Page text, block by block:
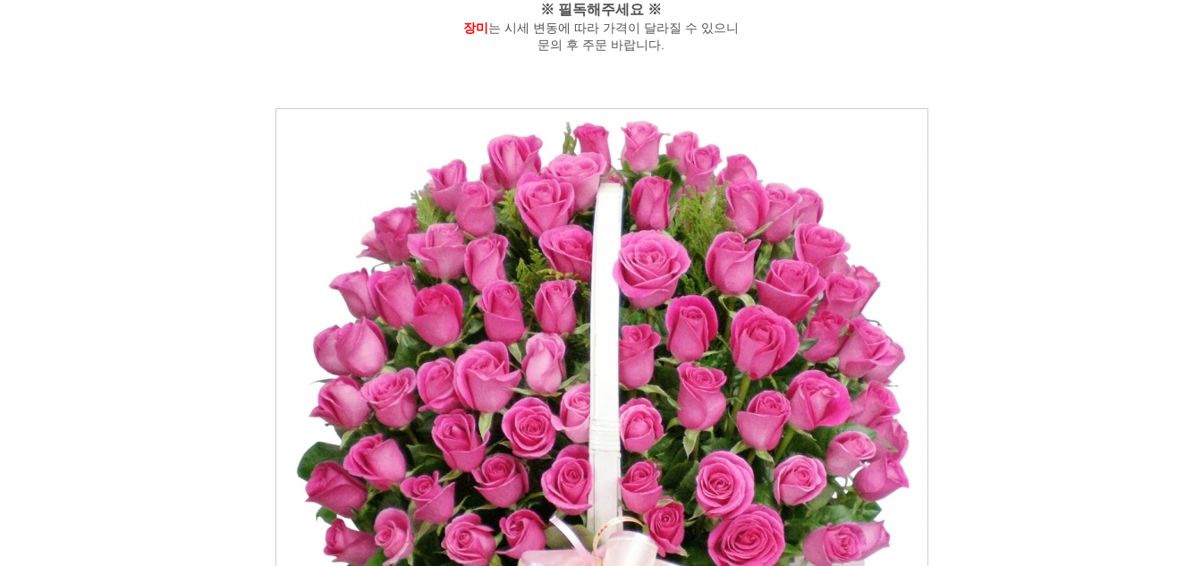
※ 필독해주세요 ※
장미 는 시세 변동에 따라 가격이 달라질 수 있으니
문의 후 주문 바랍니다.